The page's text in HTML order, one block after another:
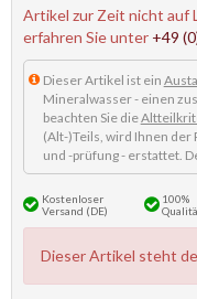
Artikel zur Zeit nicht auf
erfahren Sie unter +49
Dieser Artikel ist ein
Mineralwasser - einen
beachten Sie die
(Alt-)Teils, wird Ihnen der
und -prüfung - erstattet.
Kostenloser
Versand (DE)
100%
Dieser Artikel steht